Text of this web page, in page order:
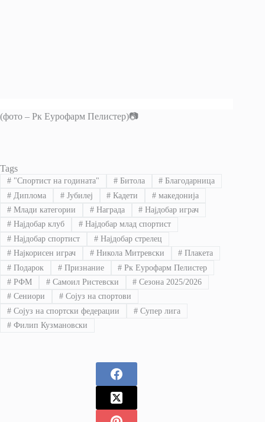
(фото – Рк Еурофарм Пелистер)📷
Tags
#"Спортист на годината" #Битола # Благодарница
#Диплома #Јубилеј # Кадети # македонија
#Млади категории #Награда # Најдобар играч
#Најдобар клуб #Најдобар млад спортист
#Најдобар спортист #Најдобар стрелец
#Најкорисен играч #Никола Митревски # Плакета
#Подарок #Признание # Рк Еурофарм Пелистер
#РФМ #Самоил Ристевски # Сезона 2025/2026
#Сениори #Сојуз на спортови
#Сојуз на спортски федерации #Супер лига
#Филип Кузмановски